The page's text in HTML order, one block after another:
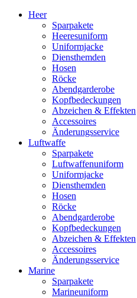
Heer
Sparpakete
Heeresuniform
Uniformjacke
Diensthemden
Hosen
Röcke
Abendgarderobe
Kopfbedeckungen
Abzeichen & Effekten
Accessoires
Änderungsservice
Luftwaffe
Sparpakete
Luftwaffenuniform
Uniformjacke
Diensthemden
Hosen
Röcke
Abendgarderobe
Kopfbedeckungen
Abzeichen & Effekten
Accessoires
Änderungsservice
Marine
Sparpakete
Marineuniform